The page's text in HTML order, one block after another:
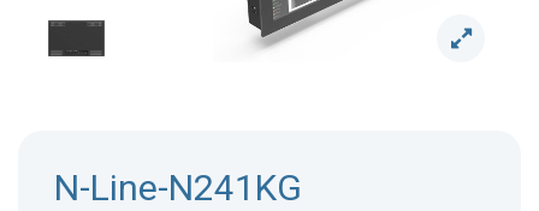
N-Line-N241KG